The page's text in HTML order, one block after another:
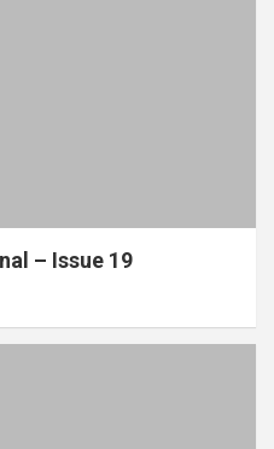
– Issue 19